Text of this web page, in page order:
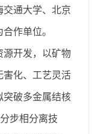
交通大学、北京
作单位。
源开发，以矿物
害化、工艺灵活
突破多金属结核
步相分离技